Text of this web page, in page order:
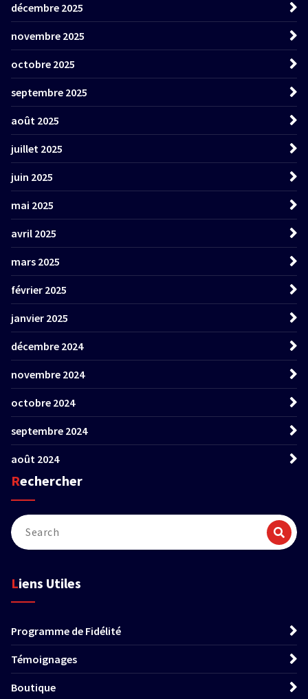
décembre 2025
novembre 2025
octobre 2025
septembre 2025
août 2025
juillet 2025
juin 2025
mai 2025
avril 2025
mars 2025
février 2025
janvier 2025
décembre 2024
novembre 2024
octobre 2024
septembre 2024
août 2024
Rechercher
Liens Utiles
Programme de Fidélité
Témoignages
Boutique